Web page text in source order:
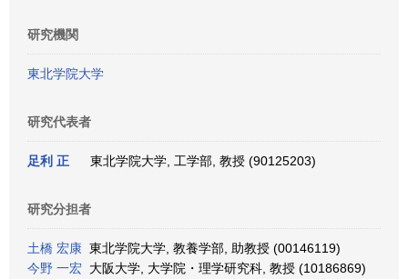
研究機関
東北学院大学
研究代表者
足利 正 東北学院大学, 工学部, 教授 (90125203)
研究分担者
土橋 宏康 東北学院大学, 教養学部, 助教授 (00146119)
今野 一宏 大阪大学, 大学院・理学研究科, 教授 (10186869)